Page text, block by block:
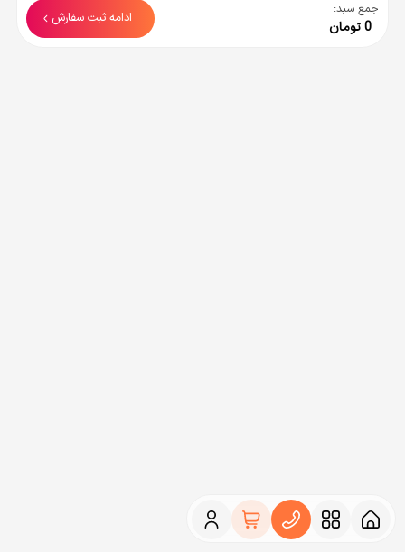
جمع سبد:
0تومان ادامه ثبت سفارش